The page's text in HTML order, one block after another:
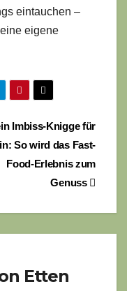
eintauchen –
eigene
Imbiss-Knigge für
So wird das Fast-
Food-Erlebnis zum
Genuss
Etten